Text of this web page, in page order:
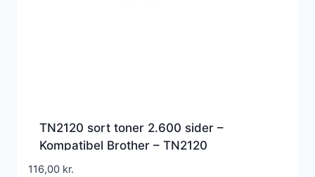
TN2120 sort toner 2.600 sider –
Kompatibel Brother – TN2120
116,00 kr.